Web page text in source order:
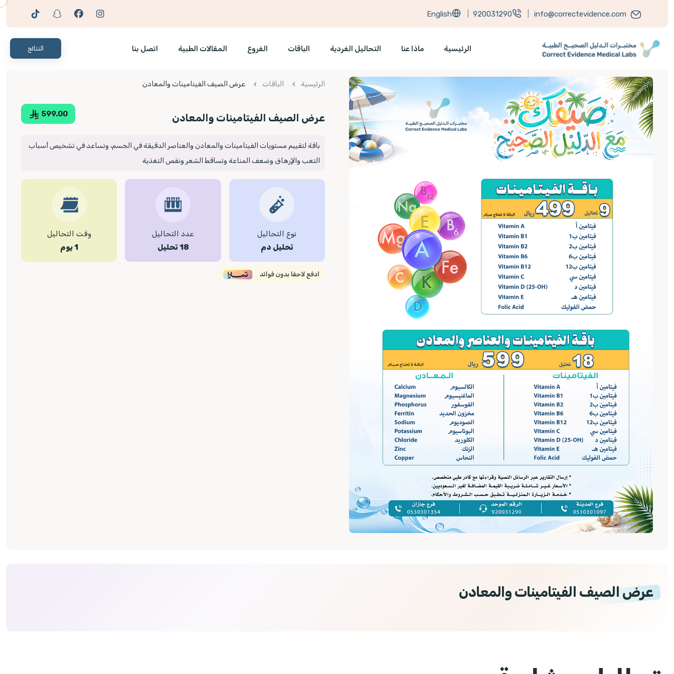
info@correctevidence.com
920031290
English
الرئيسية ماذا عنا التحاليل الفردية الباقات الفروع المقالات الطبية اتصل بنا النتائج
الرئيسية الباقات عرض الصيف الفيتامينات والمعادن
عرض الصيف الفيتامينات والمعادن 599.00
باقة لتقييم مستويات الفيتامينات والمعادن والعناصر الدقيقة في الجسم، وتساعد في تشخيص أسباب
التعب والإرهاق وضعف المناعة وتساقط الشعر ونقص التغذية
نوع التحاليل
تحليل دم
عدد التحاليل
18 تحليل
وقت التحاليل
1 يوم
عرض الصيف الفيتامينات والمعادن